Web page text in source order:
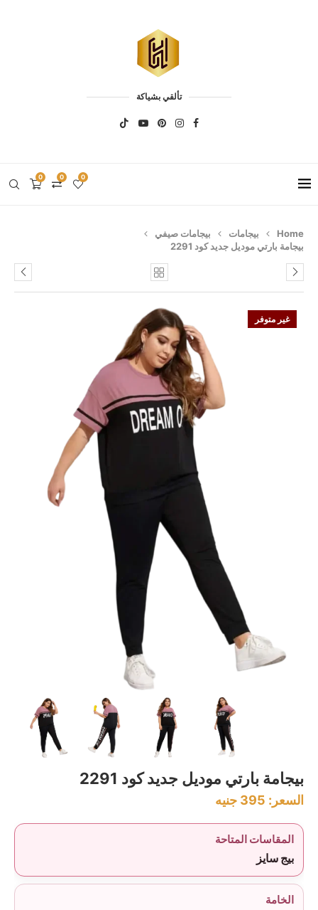
تألقي بشياكة
0 0 0
Home بيجامات
بيجامات صيفي
بيجامة بارتي موديل جديد كود 2291
غير متوفر
بيجامة بارتي موديل جديد كود 2291
السعر: 395 جنيه
المقاسات المتاحة
بيج سايز
الخامة